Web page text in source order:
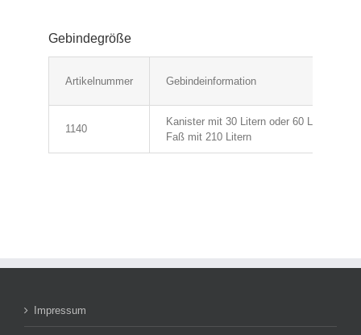
Gebindegröße
Artikelnummer Gebindeinformation
1140
Kanister mit 30 Litern oder 60 Litern
Faß mit 210 Litern
Impressum